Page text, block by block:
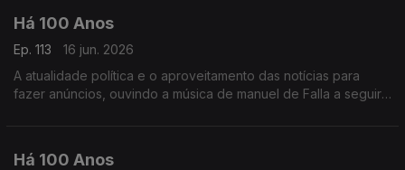
Há 100 Anos
Ep. 113
16 jun. 2026
A atualidade política e o aproveitamento das notícias para
fazer anúncios, ouvindo a música de manuel de Falla a seguir
Há 100 Anos